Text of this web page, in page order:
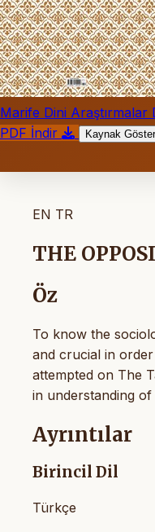
Marife Dini Araştırmalar
PDF İndir
Kaynak
EN TR
THE
Öz
To know the
and crucial in
attempted on The
in understanding
Ayrıntılar
Birincil Dil
Türkçe